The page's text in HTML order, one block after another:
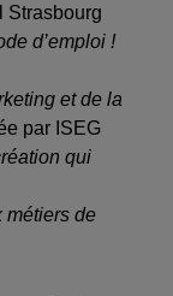
Strasbourg
d’emploi !
et de la
par ISEG
qui
métiers de